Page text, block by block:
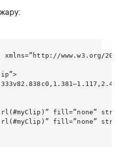
www.w3.org/
fill=”none”
fill=”none”